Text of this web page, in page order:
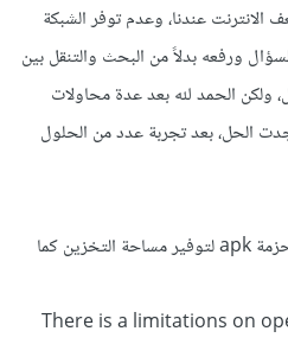
عندنا، وعدم توفر الشبكة
ورفعه بدلاً من البحث والتنقل بين
ولكن الحمد لله بعد عدة محاولات
الحل، بعد تجربة عدد من الحلول
انه يتم ضغط الملفات المرفقة مع حزمة apk لتوفير مساحة التخزين كما
There is a limitations on